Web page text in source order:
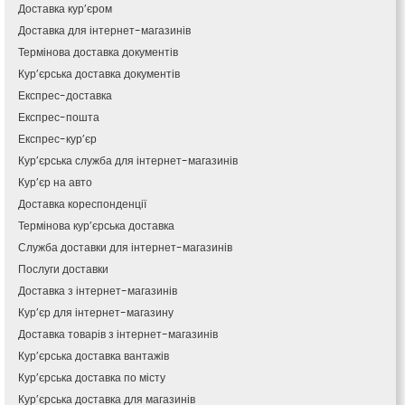
Доставка кур’єром
Доставка для інтернет-магазинів
Термінова доставка документів
Кур’єрська доставка документів
Експрес-доставка
Експрес-пошта
Експрес-кур’єр
Кур’єрська служба для інтернет-магазинів
Кур’єр на авто
Доставка кореспонденції
Термінова кур’єрська доставка
Служба доставки для інтернет-магазинів
Послуги доставки
Доставка з інтернет-магазинів
Кур’єр для інтернет-магазину
Доставка товарів з інтернет-магазинів
Кур’єрська доставка вантажів
Кур’єрська доставка по місту
Кур’єрська доставка для магазинів
Канів
Козятин
Київ
Кобеляки
Коцюбинське
Конотоп
Коростень
Корсунь-Шевченківський
Костопіль
Ковель
Козин
Красноград
Кременчук
Кременець
Кривий Ріг
Кролевець
Кропивницький
Крихівці
Крюківщина